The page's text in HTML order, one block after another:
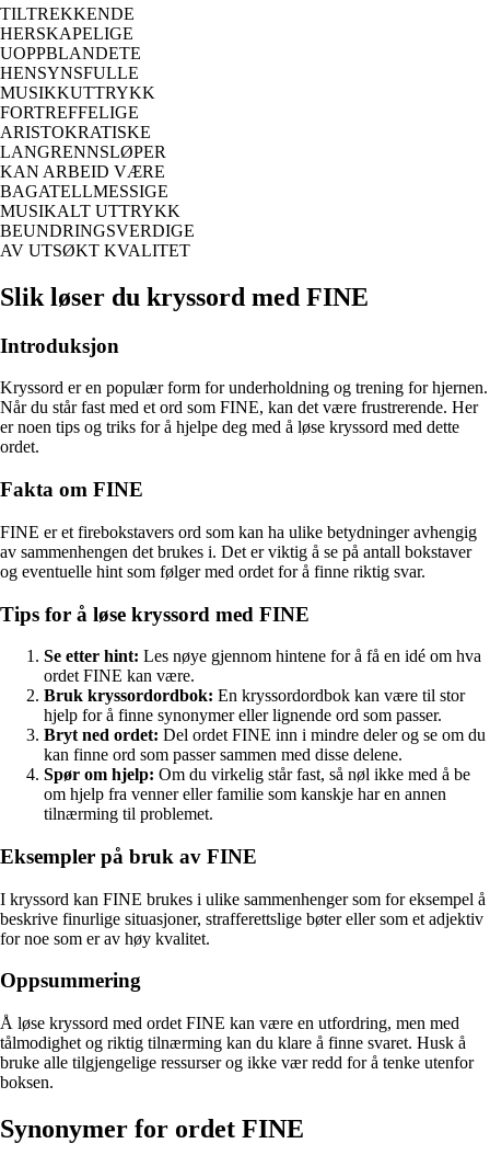
TILTREKKENDE
HERSKAPELIGE
UOPPBLANDETE
HENSYNSFULLE
MUSIKKUTTRYKK
FORTREFFELIGE
ARISTOKRATISKE
LANGRENNSLØPER
KAN ARBEID VÆRE
BAGATELLMESSIGE
MUSIKALT UTTRYKK
BEUNDRINGSVERDIGE
AV UTSØKT KVALITET
Slik løser du kryssord med FINE
Introduksjon
Kryssord er en populær form for underholdning og trening for hjernen.
Når du står fast med et ord som FINE, kan det være frustrerende. Her
er noen tips og triks for å hjelpe deg med å løse kryssord med dette
ordet.
Fakta om FINE
FINE er et firebokstavers ord som kan ha ulike betydninger avhengig
av sammenhengen det brukes i. Det er viktig å se på antall bokstaver
og eventuelle hint som følger med ordet for å finne riktig svar.
Tips for å løse kryssord med FINE
Se etter hint: Les nøye gjennom hintene for å få en idé om hva
ordet FINE kan være.
Bruk kryssordordbok: En kryssordordbok kan være til stor
hjelp for å finne synonymer eller lignende ord som passer.
Bryt ned ordet: Del ordet FINE inn i mindre deler og se om du
kan finne ord som passer sammen med disse delene.
Spør om hjelp: Om du virkelig står fast, så nøl ikke med å be
om hjelp fra venner eller familie som kanskje har en annen
tilnærming til problemet.
Eksempler på bruk av FINE
I kryssord kan FINE brukes i ulike sammenhenger som for eksempel å
beskrive finurlige situasjoner, strafferettslige bøter eller som et adjektiv
for noe som er av høy kvalitet.
Oppsummering
Å løse kryssord med ordet FINE kan være en utfordring, men med
tålmodighet og riktig tilnærming kan du klare å finne svaret. Husk å
bruke alle tilgjengelige ressurser og ikke vær redd for å tenke utenfor
boksen.
Synonymer for ordet FINE